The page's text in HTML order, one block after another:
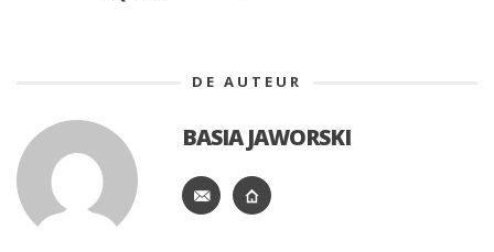
DE AUTEUR
BASIA JAWORSKI